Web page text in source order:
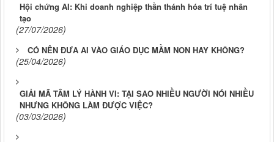
Hội chứng AI: Khi doanh nghiệp thần thánh hóa trí tuệ nhân
tạo
(27/07/2026)
CÓ NÊN ĐƯA AI VÀO GIÁO DỤC MẦM NON HAY KHÔNG?
(25/04/2026)
GIẢI MÃ TÂM LÝ HÀNH VI: TẠI SAO NHIỀU NGƯỜI NÓI NHIỀU
NHƯNG KHÔNG LÀM ĐƯỢC VIỆC?
(03/03/2026)